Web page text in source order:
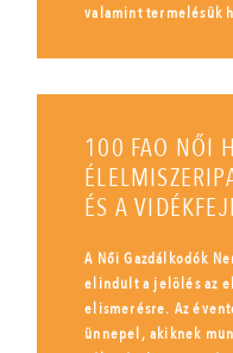
valamint termelésük
100 FAO NŐI
ÉS A
A Női Gazdálkodók
elindult a jelölés az
elismerésre. Az
ünnepel, akiknek